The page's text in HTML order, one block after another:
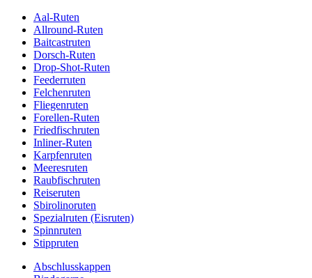
Aal-Ruten
Allround-Ruten
Baitcastruten
Dorsch-Ruten
Drop-Shot-Ruten
Feederruten
Felchenruten
Fliegenruten
Forellen-Ruten
Friedfischruten
Inliner-Ruten
Karpfenruten
Meeresruten
Raubfischruten
Reiseruten
Sbirolinoruten
Spezialruten (Eisruten)
Spinnruten
Stippruten
Abschlusskappen